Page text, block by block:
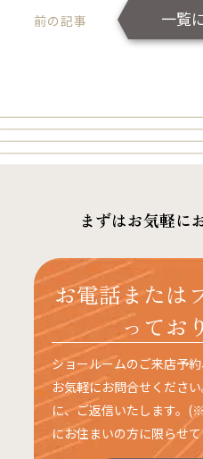
前の記事 一覧
まずはお気軽に
お電話または
ってお
ショールームのご来店予
お気軽にお問合せくださ
に、ご返信いたします。
にお住まいの方に限らせ